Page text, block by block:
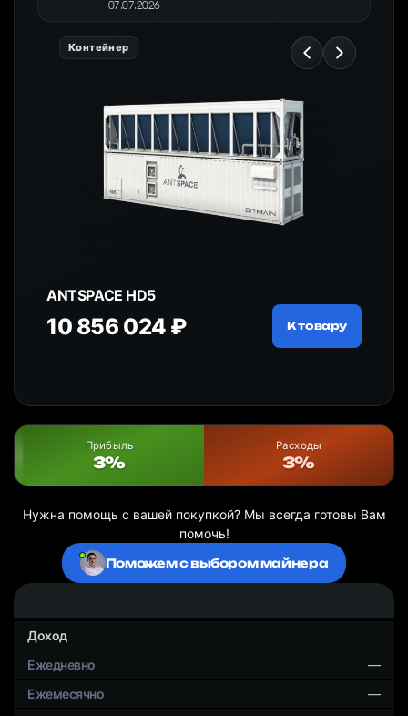
07.07.2026
Контейнер
ANTSPACE HD5
10 856 024 ₽ К товару
Прибыль
3%
Расходы
3%
Нужна помощь с вашей покупкой? Мы всегда готовы Вам
помочь!
Поможем с выбором майнера
Доход
—
—